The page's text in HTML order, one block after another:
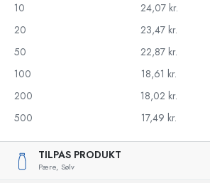
10
24,07 kr.
20
23,47 kr.
50
22,87 kr.
100
18,61 kr.
200
18,02 kr.
500
17,49 kr.
TILPAS PRODUKT
Pære, Sølv